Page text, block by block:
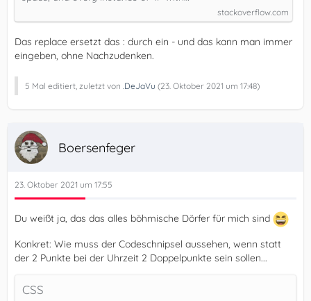
stackoverflow.com
Das replace ersetzt das : durch ein - und das kann man immer
eingeben, ohne Nachzudenken.
5 Mal editiert, zuletzt von .DeJaVu (23. Oktober 2021 um 17:48)
Boersenfeger
23. Oktober 2021 um 17:55
Du weißt ja, das das alles böhmische Dörfer für mich sind
Konkret: Wie muss der Codeschnipsel aussehen, wenn statt
der 2 Punkte bei der Uhrzeit 2 Doppelpunkte sein sollen...
CSS